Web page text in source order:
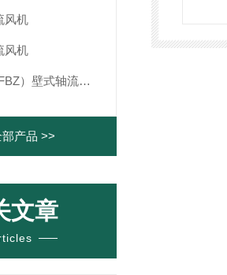
风机
风机
XBDZ（DFBZ）壁式轴流风机
产品 >>
文章